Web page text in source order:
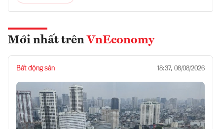
Mới nhất trên VnEconomy
Bất động sản 18:37, 08/08/2026